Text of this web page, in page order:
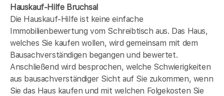
Hauskauf-Hilfe Bruchsal
Die Hauskauf-Hilfe ist keine einfache
Immobilienbewertung vom Schreibtisch aus. Das Haus,
welches Sie kaufen wollen, wird gemeinsam mit dem
Bausachverständigen begangen und bewertet.
Anschließend wird besprochen, welche Schwierigkeiten
aus bausachverständiger Sicht auf Sie zukommen, wenn
Sie das Haus kaufen und mit welchen Folgekosten Sie